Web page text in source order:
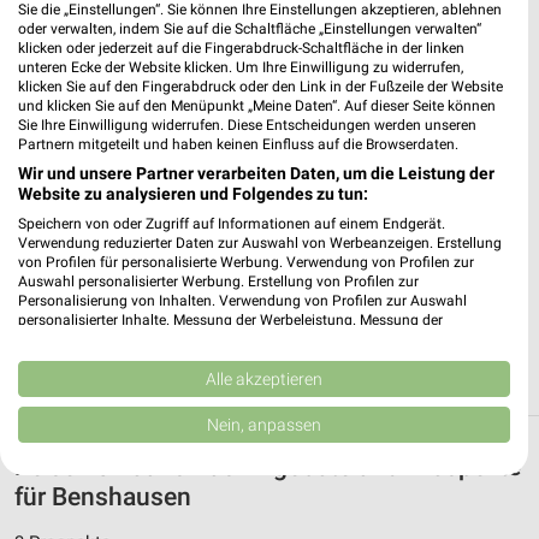
Salamon Reisen Erfurt
Augustinerstr. 47
99084 Erfurt
Heute geschlossen
236,54 km
KissSalis Therme - Kannewischer Collection
Bad Kissingen
Heiligenfelder Allee 16
97688 Bad Kissingen
Reisen & Tourismus Angebote und Prospekte
für Benshausen
Sie die „Einstellungen“. Sie können Ihre Einstellungen akzeptieren, ablehnen
oder verwalten, indem Sie auf die Schaltfläche „Einstellungen verwalten“
klicken oder jederzeit auf die Fingerabdruck-Schaltfläche in der linken
unteren Ecke der Website klicken. Um Ihre Einwilligung zu widerrufen,
klicken Sie auf den Fingerabdruck oder den Link in der Fußzeile der Website
und klicken Sie auf den Menüpunkt „Meine Daten“. Auf dieser Seite können
Sie Ihre Einwilligung widerrufen. Diese Entscheidungen werden unseren
Partnern mitgeteilt und haben keinen Einfluss auf die Browserdaten.
Wir und unsere Partner verarbeiten Daten, um die Leistung der
Website zu analysieren und Folgendes zu tun:
Speichern von oder Zugriff auf Informationen auf einem Endgerät.
Verwendung reduzierter Daten zur Auswahl von Werbeanzeigen. Erstellung
von Profilen für personalisierte Werbung. Verwendung von Profilen zur
Auswahl personalisierter Werbung. Erstellung von Profilen zur
Personalisierung von Inhalten. Verwendung von Profilen zur Auswahl
personalisierter Inhalte. Messung der Werbeleistung. Messung der
Kombinationen von Daten aus verschiedenen Quellen. Entwicklung und
Verbesserung der Angebote. Verwendung reduzierter Daten zur Auswahl
von Inhalten.
Daten können außerhalb der Europäischen Union weitergegeben und in die
Website/App.
Partnerliste anzeigen (1 IAB-Anbieter)
Alle akzeptieren
Nein, anpassen